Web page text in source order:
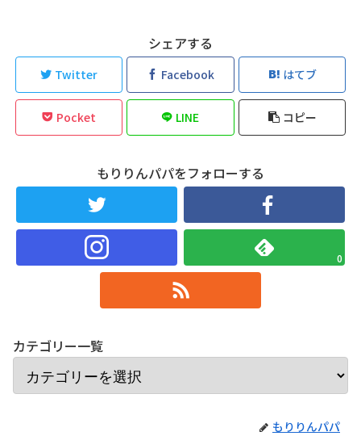
シェアする
Twitter Facebook はてブ
Pocket LINE コピー
もりりんパパをフォローする
0
カテゴリー一覧
もりりんパパ